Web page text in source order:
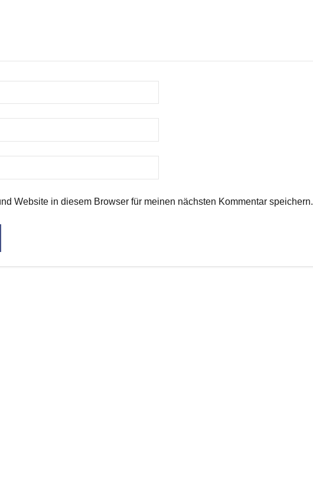
Website in diesem Browser für meinen nächsten Kommentar speichern.